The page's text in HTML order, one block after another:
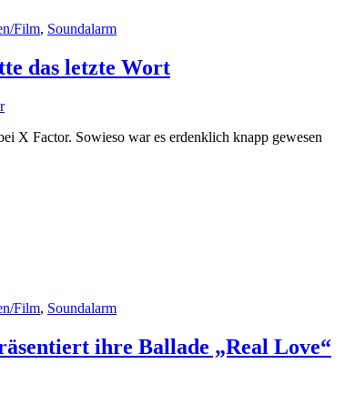
Film, Soundalarm
das letzte Wort
X Factor. Sowieso war es erdenklich knapp gewesen
Film, Soundalarm
ihre Ballade „Real Love“